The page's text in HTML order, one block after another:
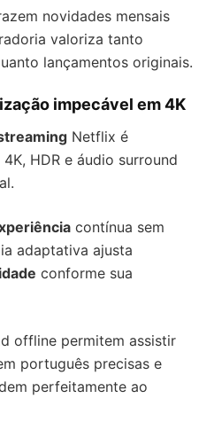
novidades mensais
valoriza tanto
lançamentos originais.
impecável em 4K
Netflix é
HDR e áudio surround
contínua sem
adaptativa ajusta
conforme sua
offline permitem assistir
português precisas e
perfeitamente ao